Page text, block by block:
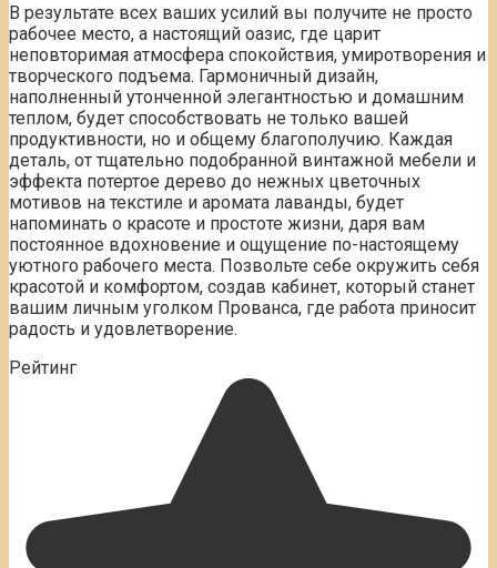
В результате всех ваших усилий вы получите не просто
рабочее место, а настоящий оазис, где царит
неповторимая атмосфера спокойствия, умиротворения и
творческого подъема. Гармоничный дизайн,
наполненный утонченной элегантностью и домашним
теплом, будет способствовать не только вашей
продуктивности, но и общему благополучию. Каждая
деталь, от тщательно подобранной винтажной мебели и
эффекта потертое дерево до нежных цветочных
мотивов на текстиле и аромата лаванды, будет
напоминать о красоте и простоте жизни, даря вам
постоянное вдохновение и ощущение по-настоящему
уютного рабочего места. Позвольте себе окружить себя
красотой и комфортом, создав кабинет, который станет
вашим личным уголком Прованса, где работа приносит
радость и удовлетворение.
Рейтинг